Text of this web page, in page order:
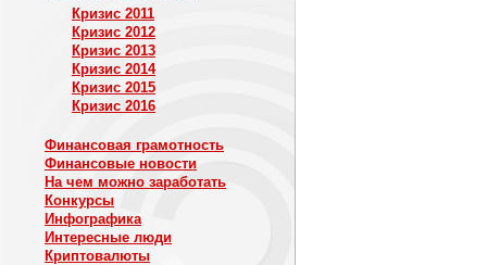
Кризис 2011
Кризис 2012
Кризис 2013
Кризис 2014
Кризис 2015
Кризис 2016
Финансовая грамотность
Финансовые новости
На чем можно заработать
Конкурсы
Инфографика
Интересные люди
Криптовалюты